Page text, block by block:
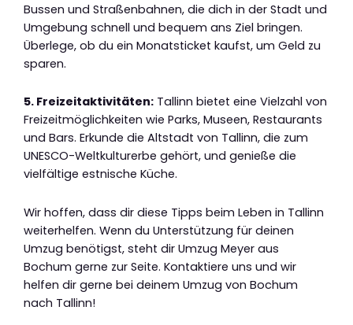
Bussen und Straßenbahnen, die dich in der Stadt und
Umgebung schnell und bequem ans Ziel bringen.
Überlege, ob du ein Monatsticket kaufst, um Geld zu
sparen.
5. Freizeitaktivitäten: Tallinn bietet eine Vielzahl von
Freizeitmöglichkeiten wie Parks, Museen, Restaurants
und Bars. Erkunde die Altstadt von Tallinn, die zum
UNESCO-Weltkulturerbe gehört, und genieße die
vielfältige estnische Küche.
Wir hoffen, dass dir diese Tipps beim Leben in Tallinn
weiterhelfen. Wenn du Unterstützung für deinen
Umzug benötigst, steht dir Umzug Meyer aus
Bochum gerne zur Seite. Kontaktiere uns und wir
helfen dir gerne bei deinem Umzug von Bochum
nach Tallinn!